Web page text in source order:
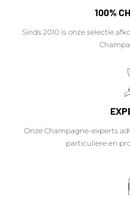
100%
Sinds 2010 is onze selectie
Onze Champagne-experts
particuliere en